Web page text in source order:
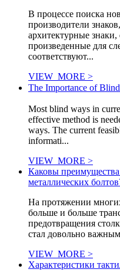
В процессе поиска
производители
архитектурные
произведенные для
соответствуют...
VIEW_MORE >
The Importance of
Most blind ways in
effective method is
ways. The current
informati...
VIEW_MORE >
Каковы
металлических
На протяжении
больше и больше
предотвращения
стал довольно
VIEW_MORE >
Характеристики